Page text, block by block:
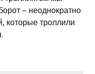
– неоднократно
которые троллили